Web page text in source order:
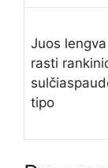
Juos lengva
rasti
tipo